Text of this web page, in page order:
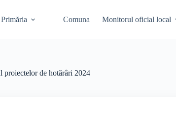
Primăria Comuna Monitorul oficial local
proiectelor de hotărâri 2024